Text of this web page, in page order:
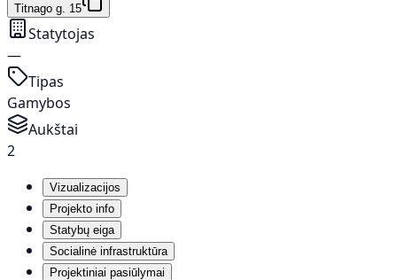
Titnago g. 15
Statytojas
—
Tipas
Gamybos
Aukštai
2
Vizualizacijos
Projekto info
Statybų eiga
Socialinė infrastruktūra
Projektiniai pasiūlymai